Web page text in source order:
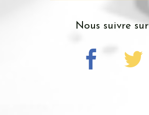
nous suivre sur